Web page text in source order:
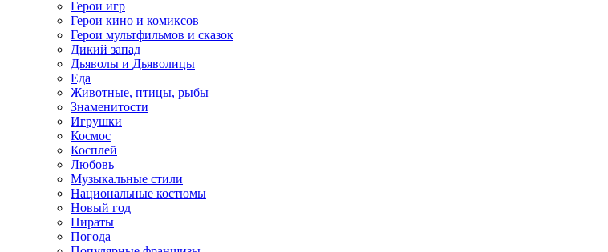
Герои игр
Герои кино и комиксов
Герои мультфильмов и сказок
Дикий запад
Дьяволы и Дьяволицы
Еда
Животные, птицы, рыбы
Знаменитости
Игрушки
Космос
Косплей
Любовь
Музыкальные стили
Национальные костюмы
Новый год
Пираты
Погода